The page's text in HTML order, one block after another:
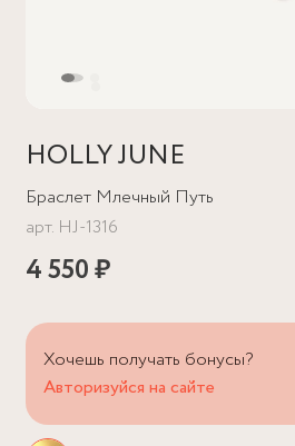
HOLLY JUNE
Браслет Млечный Путь
арт. HJ-1316
4 550 ₽
Хочешь получать бонусы?
Авторизуйся на сайте